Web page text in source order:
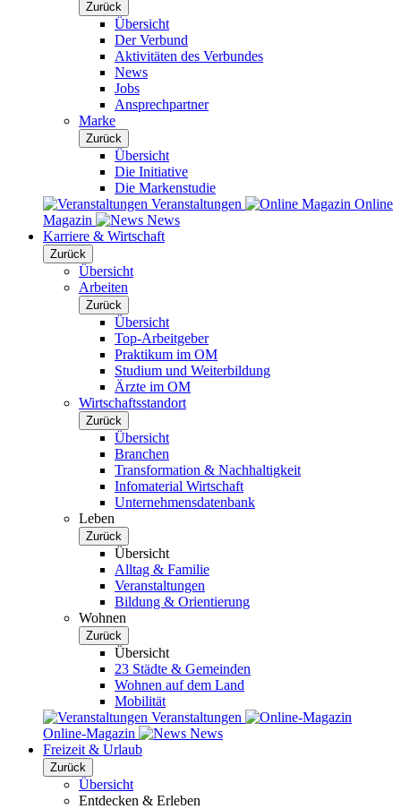
Zurück
Übersicht
Der Verbund
Aktivitäten des Verbundes
News
Jobs
Ansprechpartner
Marke
Zurück
Übersicht
Die Initiative
Die Markenstudie
Veranstaltungen
Online
Magazin
News
Karriere & Wirtschaft
Zurück
Übersicht
Arbeiten
Zurück
Übersicht
Top-Arbeitgeber
Praktikum im OM
Studium und Weiterbildung
Ärzte im OM
Wirtschaftsstandort
Zurück
Übersicht
Branchen
Transformation & Nachhaltigkeit
Infomaterial Wirtschaft
Unternehmensdatenbank
Leben
Zurück
Übersicht
Alltag & Familie
Veranstaltungen
Bildung & Orientierung
Wohnen
Zurück
Übersicht
23 Städte & Gemeinden
Wohnen auf dem Land
Mobilität
Veranstaltungen
Online-Magazin
News
Freizeit & Urlaub
Zurück
Übersicht
Entdecken & Erleben